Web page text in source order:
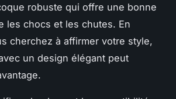
robuste qui offre une bonne
les chocs et les chutes. En
cherchez à affirmer votre style,
un design élégant peut